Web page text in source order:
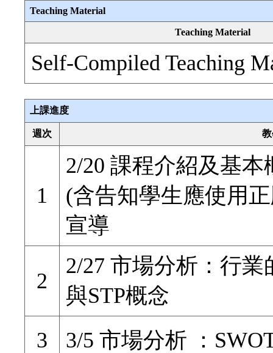
Teaching Material
Teaching Material
Self-Compiled Teaching
上課進度
週次
1
2/20 課程介紹及基
(含告知學生應使用
宣導
2
2/27 市場分析：行
與STP概念
3
3/5 市場分析 ：